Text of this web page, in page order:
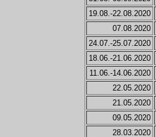
19.08.-22.08.2020
07.08.2020
24.07.-25.07.2020
18.06.-21.06.2020
11.06.-14.06.2020
22.05.2020
21.05.2020
09.05.2020
28.03.2020